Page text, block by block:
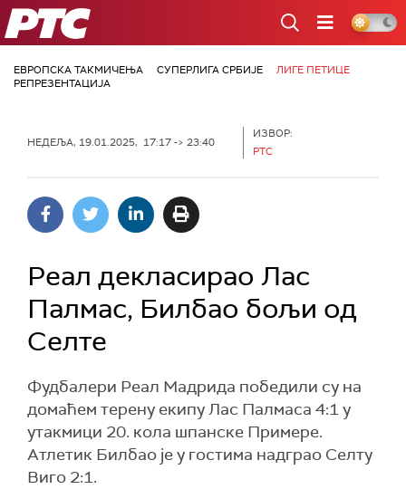
РТС
ЕВРОПСКА ТАКМИЧЕЊА СУПЕРЛИГА СРБИЈЕ
ЛИГЕ ПЕТИЦЕ
РЕПРЕЗЕНТАЦИЈА
НЕДЕЉА, 19.01.2025, 17:17 -> 23:40
ИЗВОР:
РТС
Реал декласирао Лас
Палмас, Билбао бољи од
Селте
Фудбалери Реал Мадрида победили су на
домаћем терену екипу Лас Палмаса 4:1 у
утакмици 20. кола шпанске Примере.
Aтлетик Билбао је у гостима надграо Селту
Виго 2:1.